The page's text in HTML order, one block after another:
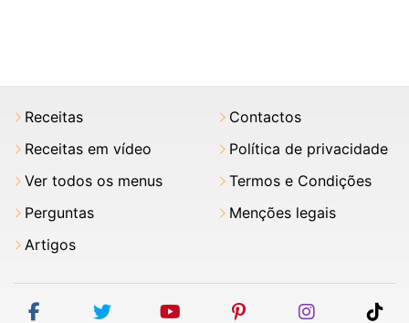
Receitas
Receitas em vídeo
Ver todos os menus
Perguntas
Artigos
Contactos
Política de privacidade
Termos e Condições
Menções legais
facebooktwitter youtubepinterestinstagram